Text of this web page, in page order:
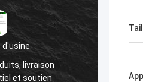
d'usine
livraison
et soutien